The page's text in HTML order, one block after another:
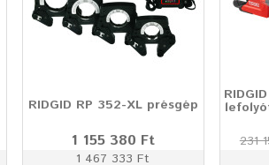
RIDGID RP 352-XL présgép
1 155 380 Ft
1 467 333 Ft
231